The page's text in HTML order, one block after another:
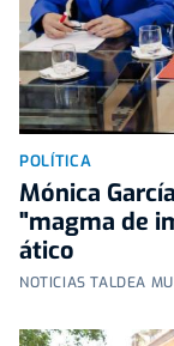
POLÍTICA
Mónica
"magma de
ático
NOTICIAS TALDEA